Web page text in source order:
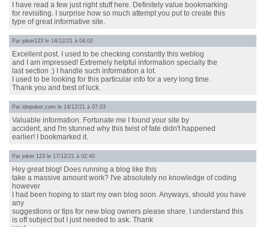
I have read a few just right stuff here. Definitely value bookmarking
for revisiting. I surprise how so much attempt you put to create this
type of great informative site.
Par joker123 le 14/12/21 à 04:02
Excellent post. I used to be checking constantly this weblog
and I am impressed! Extremely helpful information specially the
last section :) I handle such information a lot.
I used to be looking for this particular info for a very long time.
Thank you and best of luck.
Par idnpoker.com le 14/12/21 à 07:03
Valuable information. Fortunate me I found your site by
accident, and I'm stunned why this twist of fate didn't happened
earlier! I bookmarked it.
Par joker 123 le 17/12/21 à 02:40
Hey great blog! Does running a blog like this
take a massive amount work? I've absolutely no knowledge of coding
however
I had been hoping to start my own blog soon. Anyways, should you have
any
suggestions or tips for new blog owners please share. I understand this
is off subject but I just needed to ask. Thank